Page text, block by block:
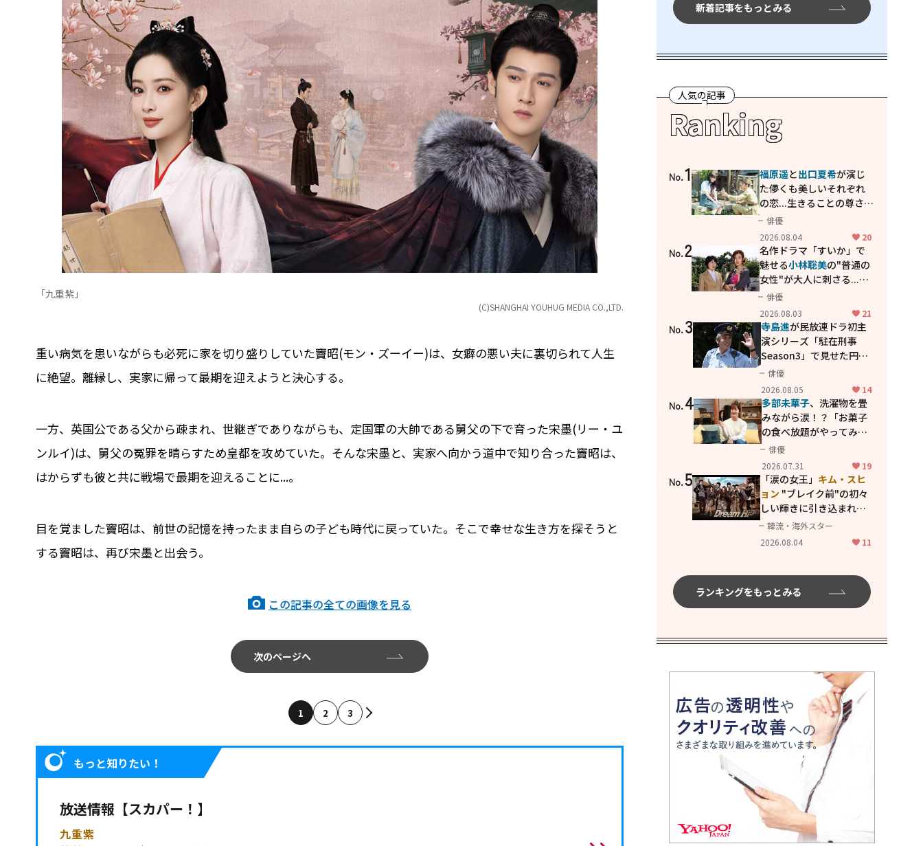
「九重紫」
(C)SHANGHAI YOUHUG MEDIA CO.,LTD.
重い病気を患いながらも必死に家を切り盛りしていた竇昭(モン・ズーイー)は、女癖の悪い夫に裏切られて人生
に絶望。離縁し、実家に帰って最期を迎えようと決心する。
一方、英国公である父から疎まれ、世継ぎでありながらも、定国軍の大帥である舅父の下で育った宋墨(リー・ユ
ンルイ)は、舅父の冤罪を晴らすため皇都を攻めていた。そんな宋墨と、実家へ向かう道中で知り合った竇昭は、
はからずも彼と共に戦場で最期を迎えることに...。
目を覚ました竇昭は、前世の記憶を持ったまま自らの子ども時代に戻っていた。そこで幸せな生き方を探そうと
する竇昭は、再び宋墨と出会う。
この記事の全ての画像を見る
次のページへ
1 2 3
もっと知りたい！
放送情報【スカパー！】
九重紫
新着記事をもっとみる
人気の記事
Ranking
No.1 福原遥と出口夏希が演じ
た儚くも美しいそれぞれ
の恋...生きることの尊さを
教えてくれた映画「あの
花が咲く丘で、君とまた出
会えたら。」
俳優
2026.08.04
20
No.2
名作ドラマ「すいか」で
魅せる小林聡美の"普通の
女性"が大人に刺さる...映
画「かもめ食堂」にも通
じる静かな芝居
俳優
2026.08.03
21
No.3 寺島進が民放連ドラ初主
演シリーズ「駐在刑事
Season3」で見せた円熟
の演技
俳優
2026.08.05
14
No.4 多部未華子、洗濯物を畳
みながら涙！？「お菓子
の食べ放題がやってみた
い」ハンディファン4台の
暑さ対策も明かす
俳優
2026.07.31
19
No.5 「涙の女王」 キム・スヒ
ョン "ブレイク前"の初々
しい輝きに引き込まれ
る...2PM テギョン
共演の青春名作「ドリー
韓流・海外スター
2026.08.04
11
ランキングをもっとみる